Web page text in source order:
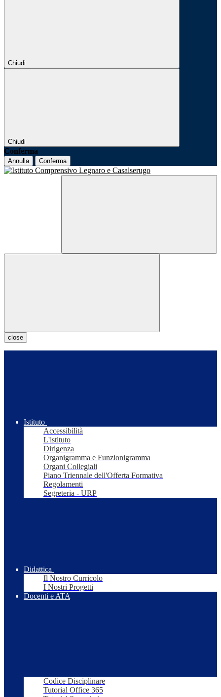
Chiudi
Chiudi
Conferma
Annulla Conferma
close
Istituto
Accessibilità
L'istituto
Dirigenza
Organigramma e Funzionigramma
Organi Collegiali
Piano Triennale dell'Offerta Formativa
Regolamenti
Segreteria - URP
Didattica
Il Nostro Curricolo
I Nostri Progetti
Docenti e ATA
Codice Disciplinare
Tutorial Office 365